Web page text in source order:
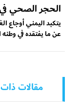
الحجر الصحي
يتكبد اليمني أوجاع
عن ما يفتقده في
مقالات